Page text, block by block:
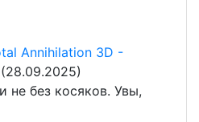
Annihilation 3D -
(28.09.2025)
не без косяков. Увы,